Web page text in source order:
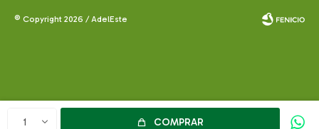
1 COMPRAR
© Copyright 2026 / AdelEste